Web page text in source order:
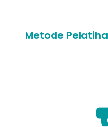
Metode